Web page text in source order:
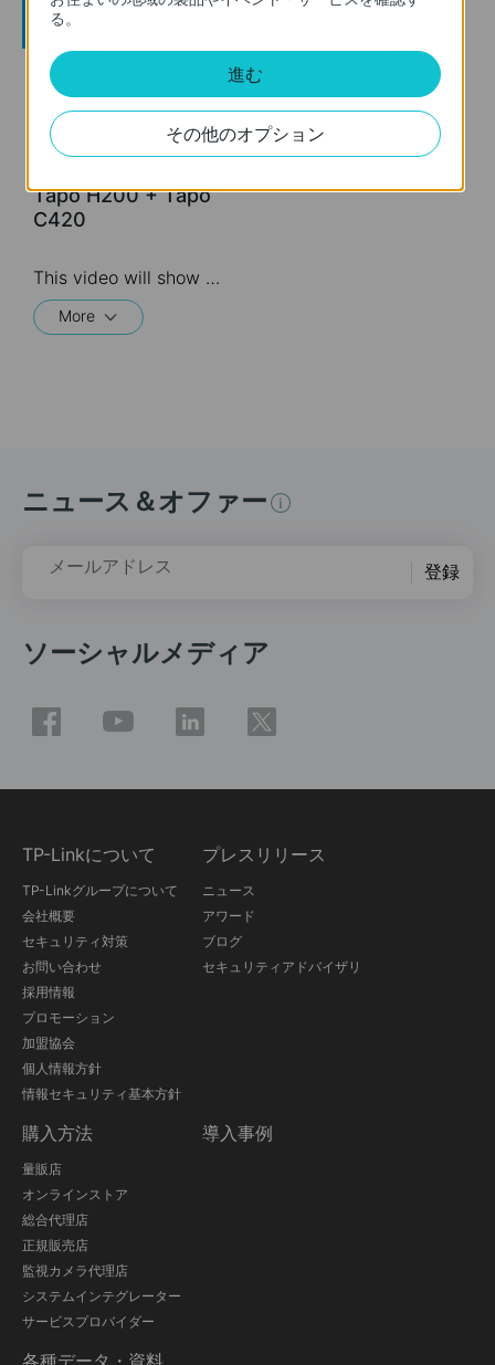
How to Reset Your
Tapo Smart Wire-
Free Security
Tapo H200 + Tapo
C420
This video will show you how to reset your wire-free security camera and the hub.
More
ニュース＆オファー
メールアドレス 登録
ソーシャルメディア
TP-Linkについて
TP-Linkグループについて
会社概要
セキュリティ対策
お問い合わせ
採用情報
プロモーション
加盟協会
個人情報方針
情報セキュリティ基本方針
プレスリリース
ニュース
アワード
ブログ
セキュリティアドバイザリ
購入方法
量販店
オンラインストア
総合代理店
正規販売店
監視カメラ代理店
システムインテグレーター
サービスプロバイダー
導入事例
る。
進む
その他のオプション